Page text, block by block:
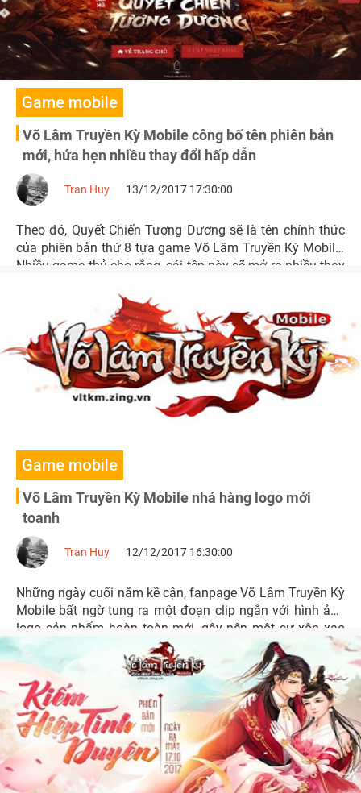
Game mobile
Võ Lâm Truyền Kỳ Mobile công bố tên phiên bản
mới, hứa hẹn nhiều thay đổi hấp dẫn
Tran Huy 13/12/2017 17:30:00
Theo đó, Quyết Chiến Tương Dương sẽ là tên chính thức
của phiên bản thứ 8 tựa game Võ Lâm Truyền Kỳ Mobile.
Nhiều game thủ cho rằng, cái tên này sẽ mở ra nhiều thay
Game mobile
Võ Lâm Truyền Kỳ Mobile nhá hàng logo mới
toanh
Tran Huy 12/12/2017 16:30:00
Những ngày cuối năm kề cận, fanpage Võ Lâm Truyền Kỳ
Mobile bất ngờ tung ra một đoạn clip ngắn với hình ảnh
logo sản phẩm hoàn toàn mới, gây nên một sự xôn xao
không nhỏ trong cộng đồng game thủ.